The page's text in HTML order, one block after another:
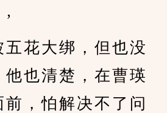
花大绑，但也没
也清楚，在曹瑛
，怕解决不了问